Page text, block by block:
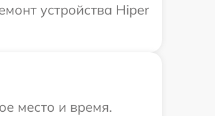
устройства Hiper
место и время.